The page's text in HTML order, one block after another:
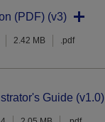
(PDF) (v3)
2.42 MB .pdf
Guide (v1.0)